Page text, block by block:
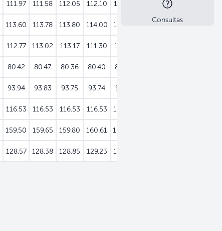
111.97 111.58 112.05 112.10 111.42 112.00
113.60 113.78 113.80 114.00 114.30 114.71 114.94
112.77 113.02 113.17 111.30 111.41
80.42 80.47 80.36 80.40 80.37
93.94 93.83 93.75 93.74 93.81
116.53 116.53 116.53 116.53 116.53
159.50 159.65 159.80 160.61 160.89
128.57 128.38 128.85 129.23 129.01
Consultas